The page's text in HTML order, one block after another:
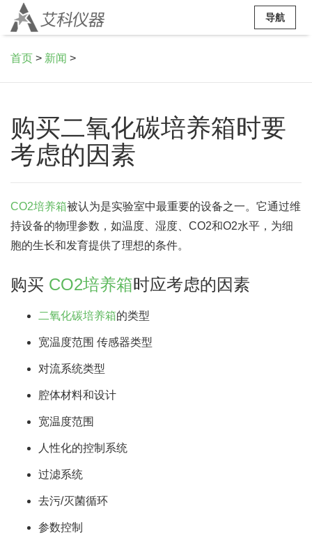
导航
首页 > 新闻 >
购买二氧化碳培养箱时要
考虑的因素
CO2培养箱被认为是实验室中最重要的设备之一。它通过维
持设备的物理参数，如温度、湿度、CO2和O2水平，为细
胞的生长和发育提供了理想的条件。
购买 CO2培养箱时应考虑的因素
二氧化碳培养箱的类型
宽温度范围 传感器类型
对流系统类型
腔体材料和设计
宽温度范围
人性化的控制系统
过滤系统
去污/灭菌循环
参数控制